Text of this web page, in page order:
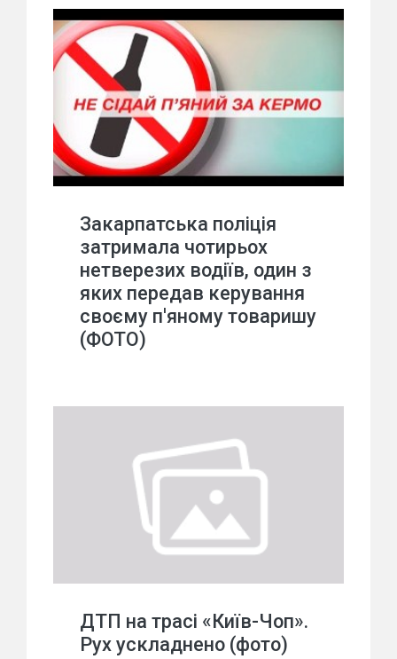
Закарпатська поліція
затримала чотирьох
нетверезих водіїв, один з
яких передав керування
своєму п'яному товаришу
(ФОТО)
ДТП на трасі «Київ-Чоп».
Рух ускладнено (фото)